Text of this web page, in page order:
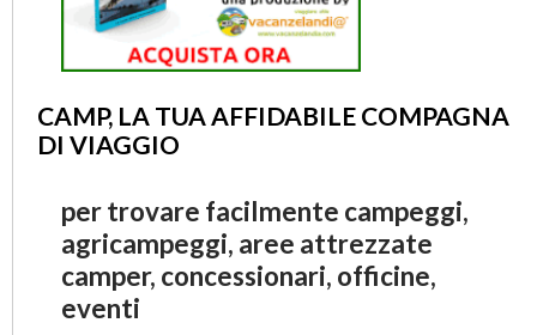
CAMP, LA TUA AFFIDABILE COMPAGNA
DI VIAGGIO
per trovare facilmente campeggi,
agricampeggi, aree attrezzate
camper, concessionari, officine,
eventi